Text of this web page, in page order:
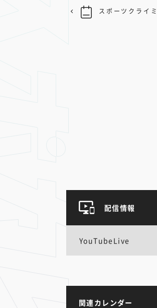
スポーツクライ
配信情報
YouTubeLive
関連カレンダー